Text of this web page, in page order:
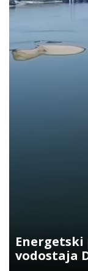
vodostaja